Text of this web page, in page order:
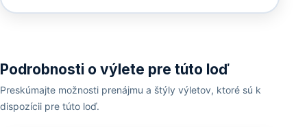
Podrobnosti o výlete pre túto loď
Preskúmajte možnosti prenájmu a štýly výletov, ktoré sú k
dispozícii pre túto loď.